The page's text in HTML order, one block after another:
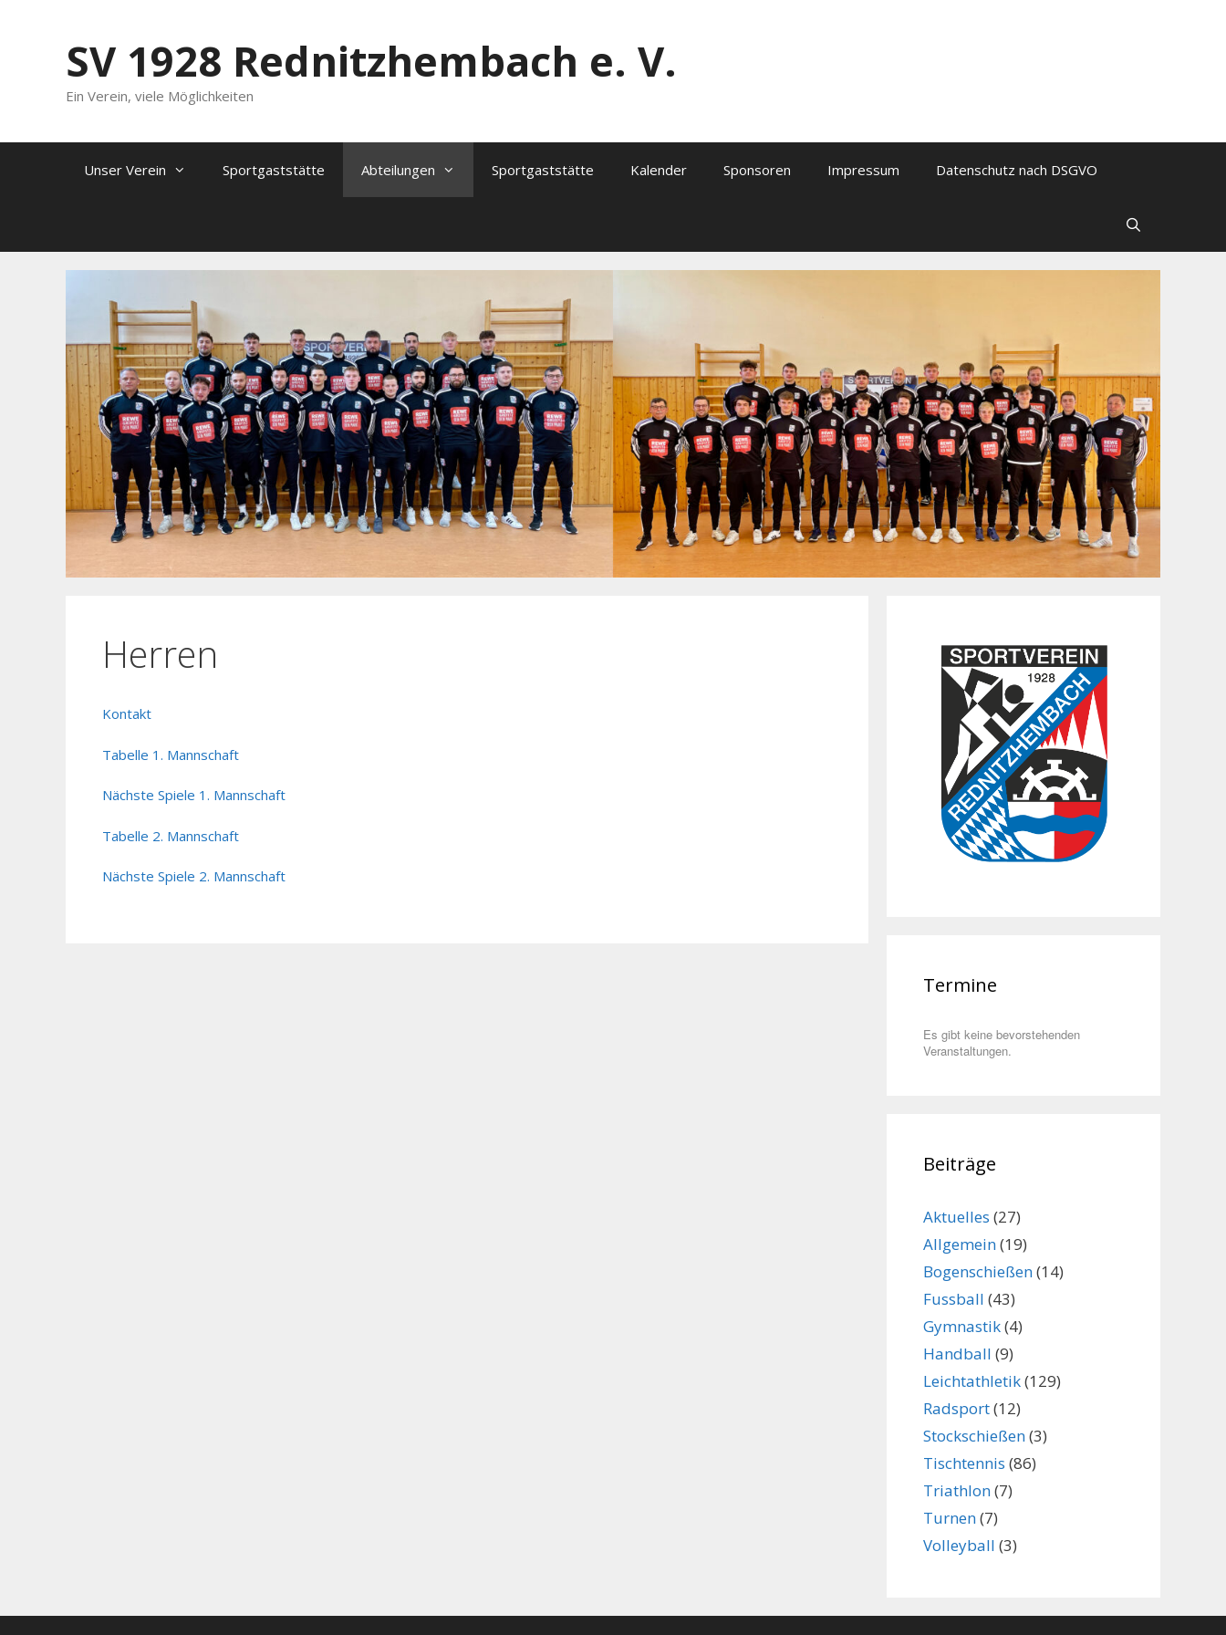
SV 1928 Rednitzhembach e. V.
Ein Verein, viele Möglichkeiten
Unser Verein Sportgaststätte Abteilungen Sportgaststätte Kalender Sponsoren Impressum Datenschutz nach DSGVO
Herren
Kontakt
Tabelle 1. Mannschaft
Nächste Spiele 1. Mannschaft
Tabelle 2. Mannschaft
Nächste Spiele 2. Mannschaft
Termine
Es gibt keine bevorstehenden
Veranstaltungen.
Beiträge
Aktuelles (27)
Allgemein(19)
Bogenschießen(14)
Fussball (43)
Gymnastik(4)
Handball (9)
Leichtathletik(129)
Radsport(12)
Stockschießen(3)
Tischtennis (86)
Triathlon(7)
Turnen(7)
Volleyball (3)